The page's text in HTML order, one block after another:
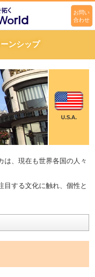
を拓く
お問い
合わせ
ンシップ
U.S.A.
は、現在も世界各国の人々
目する文化に触れ、個性と